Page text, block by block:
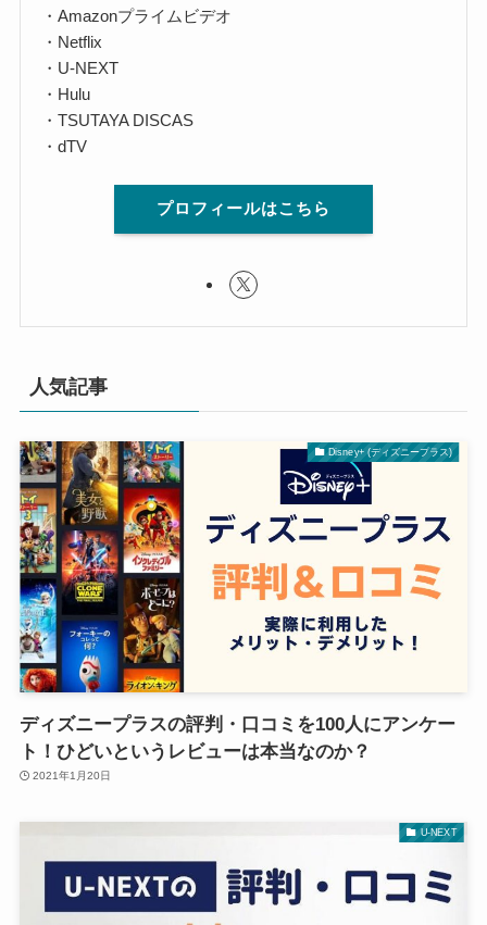
・Amazonプライムビデオ
・Netflix
・U-NEXT
・Hulu
・TSUTAYA DISCAS
・dTV
プロフィールはこちら
人気記事
Disney+ (ディズニープラス)
ディズニープラスの評判・口コミを100人にアンケー
ト！ひどいというレビューは本当なのか？
2021年1月20日
U-NEXT